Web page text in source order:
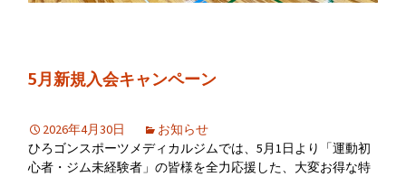
5月新規入会キャンペーン
2026年4月30日
お知らせ
ひろゴンスポーツメディカルジムでは、5月1日より「運動初
心者・ジム未経験者」の皆様を全力応援した、大変お得な特